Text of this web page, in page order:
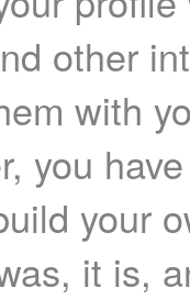
other
with
you
your
it is,